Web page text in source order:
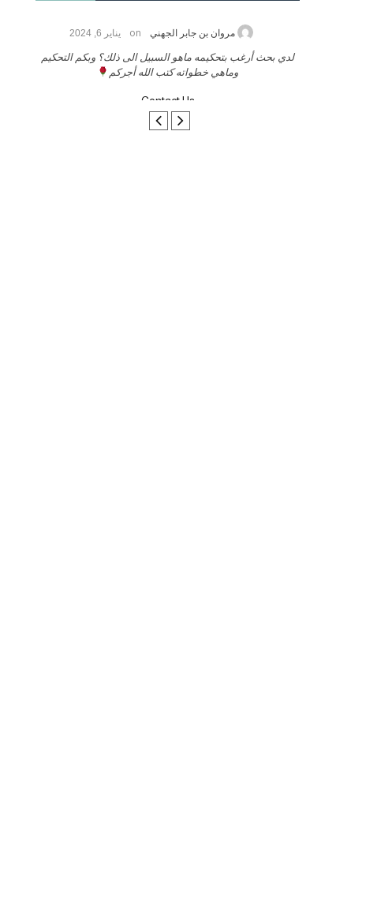
مروان بن جابر الجهني on يناير 6, 2024
لدي بحث أرغب بتحكيمه ماهو السبيل الى ذلك؟ وبكم التحكيم
وماهي خطواته كتب الله أجركم
Contact Us